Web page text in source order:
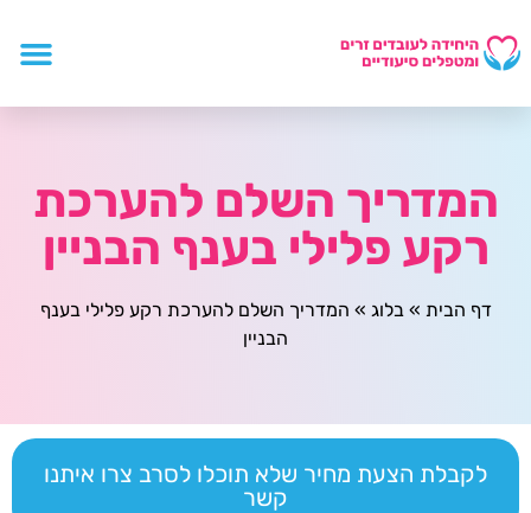
המדריך השלם להערכת
רקע פלילי בענף הבניין
דף הבית »בלוג » המדריך השלם להערכת רקע פלילי בענף
הבניין
לקבלת הצעת מחיר שלא תוכלו לסרב צרו איתנו
קשר